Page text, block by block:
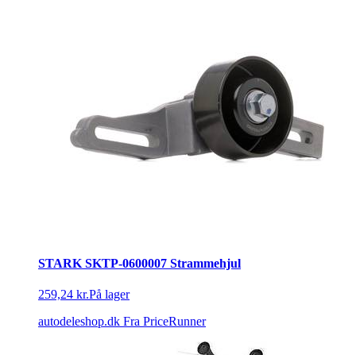
STARK SKTP-0600007 Strammehjul
259,24 kr.På lager
autodeleshop.dk Fra PriceRunner